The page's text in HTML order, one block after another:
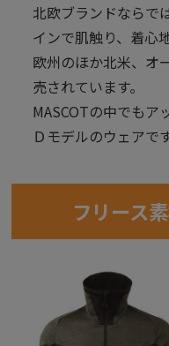
北欧ブランドならで
インで肌触り、着心
欧州のほか北米、オ
売されています。
MASCOTの中でもア
Ｄモデルのウェアです
フリース